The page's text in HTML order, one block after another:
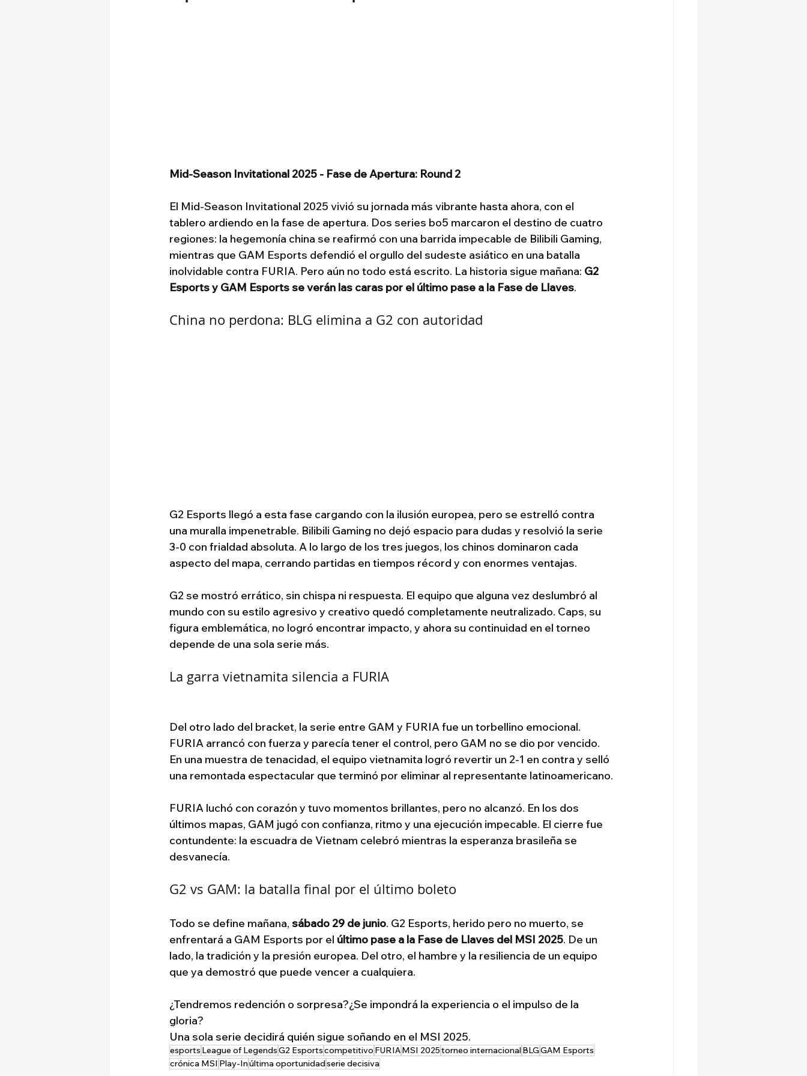
Mid-Season Invitational 2025 - Fase de Apertura: Round 2
El Mid-Season Invitational 2025 vivió su jornada más vibrante hasta ahora, con el
tablero ardiendo en la fase de apertura. Dos series bo5 marcaron el destino de cuatro
regiones: la hegemonía china se reafirmó con una barrida impecable de Bilibili Gaming,
mientras que GAM Esports defendió el orgullo del sudeste asiático en una batalla
inolvidable contra FURIA. Pero aún no todo está escrito. La historia sigue mañana: G2
Esports y GAM Esports se verán las caras por el último pase a la Fase de Llaves.
China no perdona: BLG elimina a G2 con autoridad
G2 Esports llegó a esta fase cargando con la ilusión europea, pero se estrelló contra
una muralla impenetrable. Bilibili Gaming no dejó espacio para dudas y resolvió la serie
3-0 con frialdad absoluta. A lo largo de los tres juegos, los chinos dominaron cada
aspecto del mapa, cerrando partidas en tiempos récord y con enormes ventajas.
G2 se mostró errático, sin chispa ni respuesta. El equipo que alguna vez deslumbró al
mundo con su estilo agresivo y creativo quedó completamente neutralizado. Caps, su
figura emblemática, no logró encontrar impacto, y ahora su continuidad en el torneo
depende de una sola serie más.
La garra vietnamita silencia a FURIA
Del otro lado del bracket, la serie entre GAM y FURIA fue un torbellino emocional.
FURIA arrancó con fuerza y parecía tener el control, pero GAM no se dio por vencido.
En una muestra de tenacidad, el equipo vietnamita logró revertir un 2-1 en contra y selló
una remontada espectacular que terminó por eliminar al representante latinoamericano.
FURIA luchó con corazón y tuvo momentos brillantes, pero no alcanzó. En los dos
últimos mapas, GAM jugó con confianza, ritmo y una ejecución impecable. El cierre fue
contundente: la escuadra de Vietnam celebró mientras la esperanza brasileña se
desvanecía.
G2 vs GAM: la batalla final por el último boleto
Todo se define mañana, sábado 29 de junio. G2 Esports, herido pero no muerto, se
enfrentará a GAM Esports por el último pase a la Fase de Llaves del MSI 2025. De un
lado, la tradición y la presión europea. Del otro, el hambre y la resiliencia de un equipo
que ya demostró que puede vencer a cualquiera.
¿Tendremos redención o sorpresa?¿Se impondrá la experiencia o el impulso de la
gloria?
Una sola serie decidirá quién sigue soñando en el MSI 2025.
esports League of LegendsG2 EsportscompetitivoFURIAMSI 2025torneo internacionalBLGGAM Esports
crónica MSI Play-Inúltima oportunidadserie decisiva